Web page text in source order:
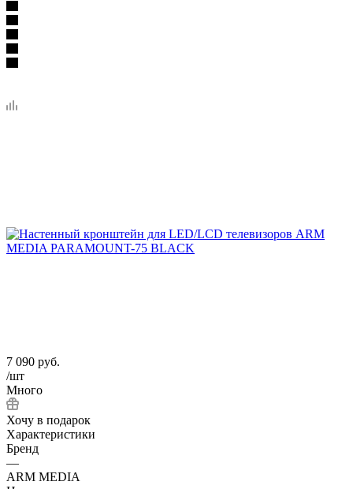
7 090 руб.
/шт
Много
Хочу в подарок
Характеристики
Бренд
—
ARM MEDIA